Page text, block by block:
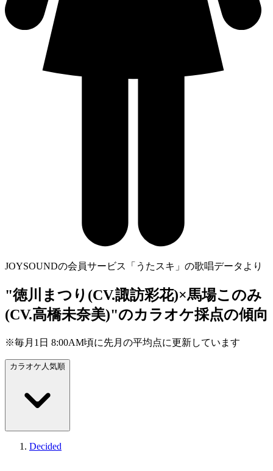
JOYSOUNDの会員サービス「うたスキ」の歌唱データより
"徳川まつり(CV.諏訪彩花)×馬場このみ
(CV.高橋未奈美)"のカラオケ採点の傾向
※毎月1日 8:00AM頃に先月の平均点に更新しています
カラオケ人気順
Decided